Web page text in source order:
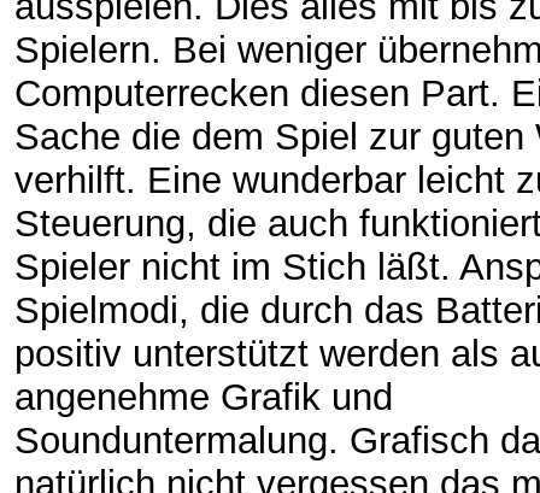
Spielern. Bei weniger
Computerrecken diesen Part.
Sache die dem Spiel zur guten
verhilft. Eine wunderbar leicht
Steuerung, die auch
Spieler nicht im Stich läßt.
Spielmodi, die durch das
positiv unterstützt werden als
angenehme Grafik und
Sounduntermalung. Grafisch
natürlich nicht vergessen das